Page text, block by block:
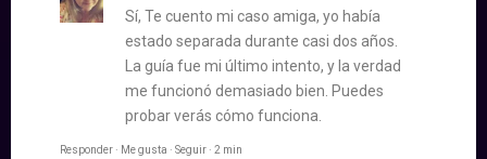
Sí, Te cuento mi caso amiga, yo había
estado separada durante casi dos años.
La guía fue mi último intento, y la verdad
me funcionó demasiado bien. Puedes
probar verás cómo funciona.
Responder · Me gusta · Seguir · 2 min